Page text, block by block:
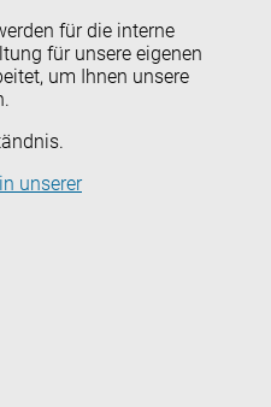
für die interne
für unsere eigenen
um Ihnen unsere
unserer